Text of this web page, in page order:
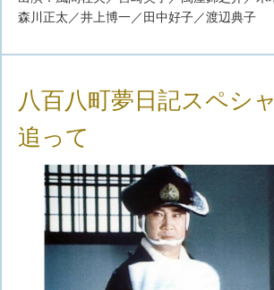
森川正太／井上博一／田中好子／渡辺典子
八百八町夢日記スペシ
追って